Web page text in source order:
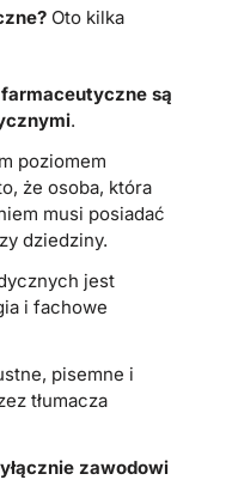
Oto kilka
są
.
poziomem
że osoba, która
musi posiadać
dziedziny.
jest
i fachowe
pisemne i
tłumacza
zawodowi